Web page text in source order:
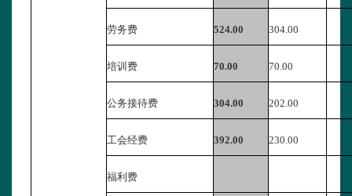
劳务费 524.00 304.00
培训费 70.00 70.00
公务接待费 304.00 202.00
工会经费 392.00 230.00
福利费